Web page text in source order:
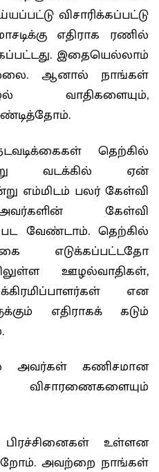
விசாரிக்கப்பட்டு
எதிராக ரணில்
இதையெல்லாம்
ஆனால் நாங்கள்
தெற்கில்
வடக்கில் ஏன்
எம்மிடம் பலர் கேள்வி
கேள்வி
வேண்டாம். தெற்கில்
எடுக்கப்பட்டதோ
ஊழல்வாதிகள்,
என
எதிராகக் கடும்
அவர்கள் கணிசமான
உள்ளன
அவற்றை நாங்கள்